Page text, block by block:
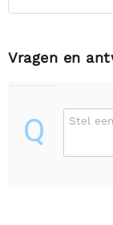
Vragen en
Q Stel